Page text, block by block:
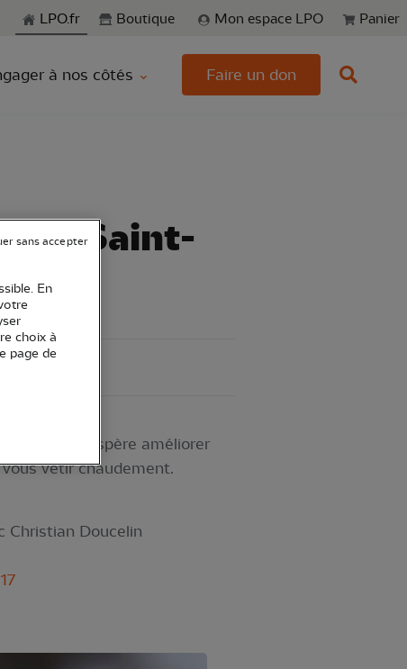
LPO.fr Boutique Mon espace LPO Panier
à nos côtés Faire un don
Saint-
soir on espère améliorer
vêtir chaudement.
Christian Doucelin
En
choix à
page de
sans accepter